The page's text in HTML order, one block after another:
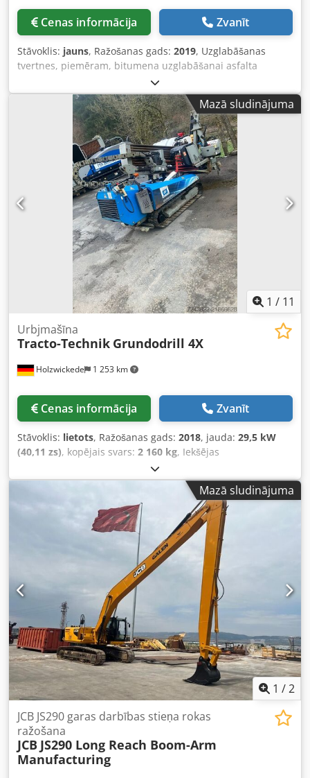
pārbaude darbā
Cenas informācija Zvanīt
Stāvoklis: jauns, Ražošanas gads: 2019, Uzglabāšanas
tvertnes, piemēram, bitumena uzglabāšanai asfalta
maisīšanas iekārtām u.c. (vertikālais izpildījums) 7 x 70 m³
1 x 68 m³ ar maisītāju Jaunas, nelietotas, no atcelta
projekta, ar termoeļļas un iespējamu elektrisko apsildi,
pilnībā komplektētas, pieejamas tūlītējai piegādei,
pārdodamas (atsevišķi vai kopā). Dkedjw Nwtljpfx Akajr
Mazā sludinājuma
1 / 11
Holzwickede 1 253 km
Urbjmašīna
Tracto-Technik Grundodrill 4X
Cenas informācija Zvanīt
Stāvoklis: lietots, Ražošanas gads: 2018, jauda: 29,5 kW
(40,11 zs), kopējais svars: 2 160 kg, Iekšējas
pārstrukturizācijas dēļ mēs piedāvājam pārdošanai šādu
iekārtu no mūsu parka: Nosaukums: HDD urbšanas iekārta
Iekārtas tips: Grundodrill 4X Sērijas numurs: 4X1826295M
Izgatavošanas gads: 2018 Masa: 2 160 kg Dzinēja jauda:
29,5 kW Dksdpfsy Nmffex Akasr Maksimālais darba
spiediens: 310 bar Garums: 3 500 mm Platums: 1 200 mm
Augstums: 1 710 mm Tehniskā apkope un serviss nesen
veiktas uzņēmumā TRACTO. Ierīce ir darba kārtībā.
Interesentus aicinām iesniegt savu cenu vai piedāvājumu.
Ja rodas jautājumi vai nepieciešama papildu informācija,
lūdzu, rakstiet mums vai zvaniet.
Mazā sludinājuma
1 /2
JCB JS290 garas darbības stieņa rokas
ražošana
JCB JS290 Long Reach Boom-Arm
Manufacturing